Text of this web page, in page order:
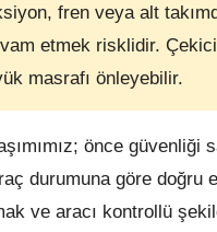
fren veya alt
etmek risklidir.
masrafı önleyebilir.
önce güvenliği
durumuna göre doğru
ve aracı kontrollü